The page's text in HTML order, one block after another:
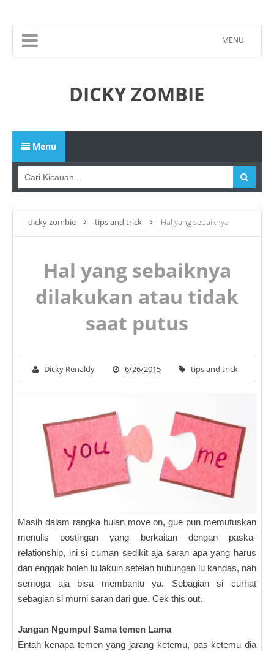
MENU
DICKY ZOMBIE
Menu
dicky zombie tips and trick Hal yang sebaiknya
Hal yang sebaiknya
dilakukan atau tidak
saat putus
Dicky Renaldy 6/26/2015 tips and trick
Masih dalam rangka bulan move on, gue pun memutuskan
menulis postingan yang berkaitan dengan paska-
relationship, ini si cuman sedikit aja saran apa yang harus
dan enggak boleh lu lakuin setelah hubungan lu kandas, nah
semoga aja bisa membantu ya. Sebagian si curhat
sebagian si murni saran dari gue. Cek this out.
Jangan Ngumpul Sama temen Lama
Entah kenapa temen yang jarang ketemu, pas ketemu dia